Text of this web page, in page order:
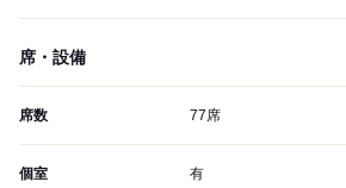
席・設備
席数 77席
個室 有